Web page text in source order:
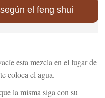
Cómo decorar la cocina según el feng shui
esta mezcla en el lugar de
coloca el agua.
la misma siga con su